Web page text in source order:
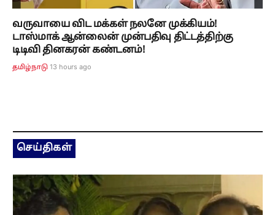
வருவாயை விட மக்கள் நலனே முக்கியம்!
டாஸ்மாக் ஆன்லைன் முன்பதிவு திட்டத்திற்கு
டிடிவி தினகரன் கண்டனம்!
தமிழ்நாடு 13 hours ago
செய்திகள்